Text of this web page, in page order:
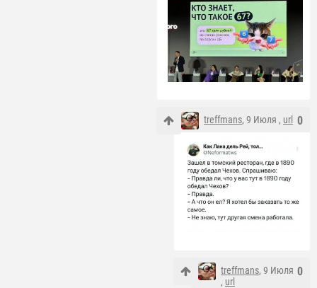
0
treffmans, 9 Июля , url
0
treffmans, 9 Июля
, url